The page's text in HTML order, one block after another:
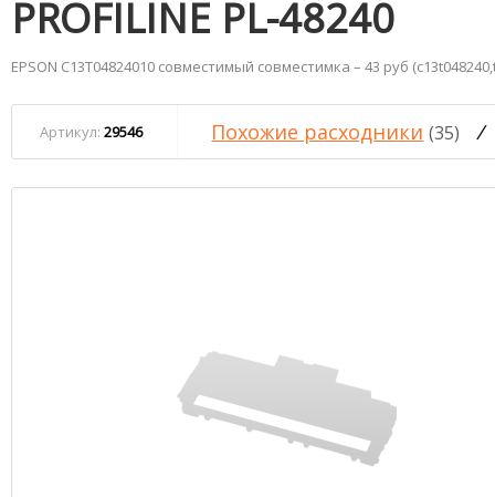
PROFILINE PL-48240
EPSON C13T04824010 совместимый совместимка – 43 руб
Артикул: 29546 Похожие расходники (35) /